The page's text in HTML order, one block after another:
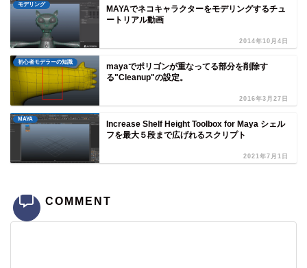
モデリング
MAYAでネコキャラクターをモデリングするチュ
ートリアル動画
2014年10月4日
初心者モデラーの知識
mayaでポリゴンが重なってる部分を削除す
る"Cleanup"の設定。
2016年3月27日
MAYA
Increase Shelf Height Toolbox for Maya シェル
フを最大５段まで広げれるスクリプト
2021年7月1日
COMMENT